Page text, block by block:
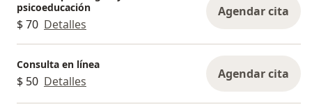
psicoeducación
$ 70 Detalles
Agendar cita
Consulta en línea
$ 50 Detalles Agendar cita